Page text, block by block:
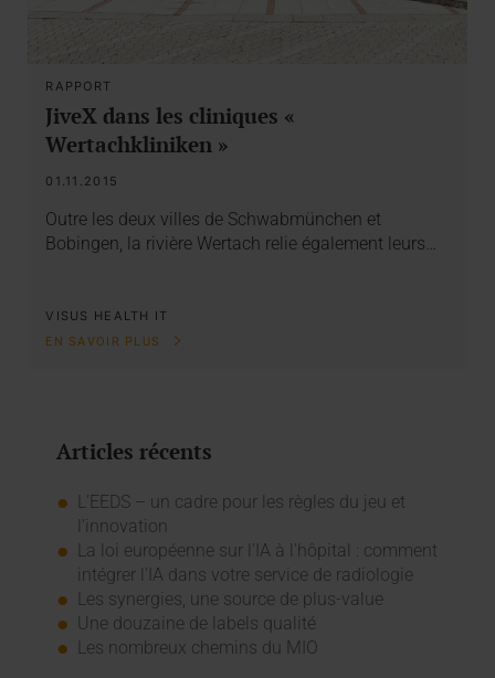
RAPPORT
JiveX dans les cliniques «
Wertachkliniken »
01.11.2015
Outre les deux villes de Schwabmünchen et
Bobingen, la rivière Wertach relie également leurs…
VISUS HEALTH IT
EN SAVOIR PLUS
Articles récents
L’EEDS – un cadre pour les règles du jeu et
l’innovation
La loi européenne sur l'IA à l'hôpital : comment
intégrer l'IA dans votre service de radiologie
Les synergies, une source de plus-value
Une douzaine de labels qualité
Les nombreux chemins du MIO